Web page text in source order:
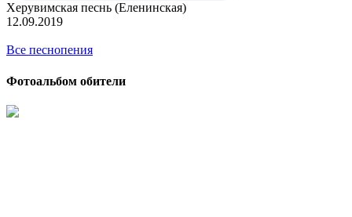
Херувимская песнь (Еленинская)
12.09.2019
Все песнопения
Фотоальбом обители